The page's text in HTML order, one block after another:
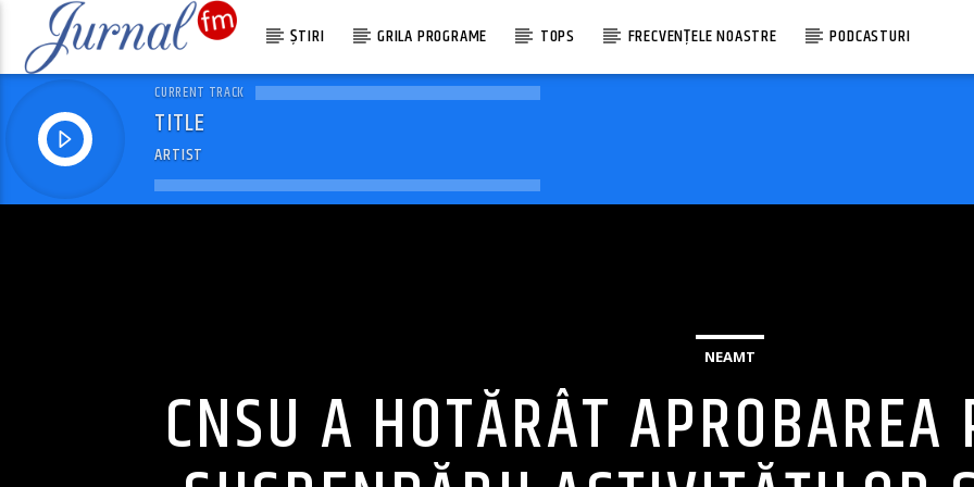
ȘTIRI GRILA PROGRAME TOPS FRECVENȚELE NOASTRE PODCASTURI
CURRENT TRACK
TITLE
ARTIST
NEAMT
CNSU A HOTĂRÂT